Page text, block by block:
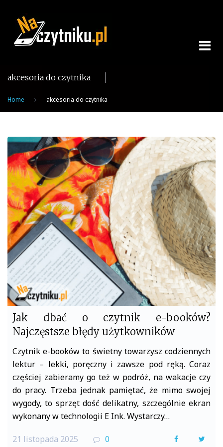
content
akcesoria do czytnika
Home akcesoria do czytnika
Tag:
akcesoria
do
czytnika
Jak dbać o czytnik e-booków?
Najczęstsze błędy użytkowników
Czytnik e-booków to świetny towarzysz codziennych
lektur – lekki, poręczny i zawsze pod ręką. Coraz
częściej zabieramy go też w podróż, na wakacje czy
do pracy. Trzeba jednak pamiętać, że mimo swojej
wygody, to sprzęt dość delikatny, szczególnie ekran
wykonany w technologii E Ink. Wystarczy…
21 listopada 2025 0
F